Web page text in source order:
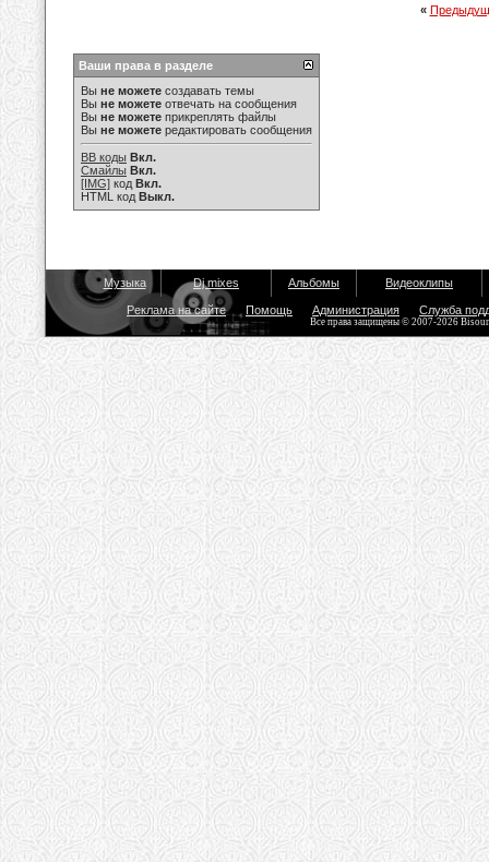
«
Ваши права в разделе
Вы не можете создавать темы
Вы не можете отвечать на сообщения
Вы не можете прикреплять файлы
Вы не можете редактировать сообщения
BB коды Вкл.
Смайлы Вкл.
[IMG] код Вкл.
HTML код Выкл.
Музыка Dj mixes Альбомы Видеоклипы
Реклама на сайте Помощь Администрация Служба
Все права защищены © 2007-2026